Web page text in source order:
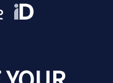
a avaliação médica